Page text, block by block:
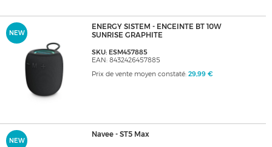
NEW
ENERGY SISTEM - ENCEINTE BT 10W
SUNRISE GRAPHITE
SKU: ESM457885
EAN: 8432426457885
Prix de vente moyen constaté: 29,99 €
NEW
Navee - ST5 Max